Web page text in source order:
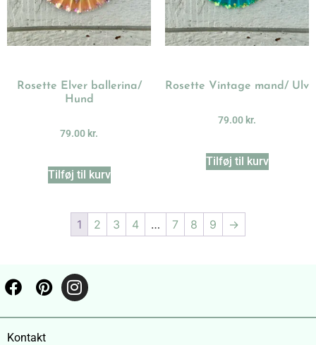
Rosette Elver ballerina/
Hund
79.00 kr.
Tilføj til kurv
Rosette Vintage mand/ Ulv
79.00 kr.
Tilføj til kurv
1 2 3 4 … 7 8 9 →
Kontakt